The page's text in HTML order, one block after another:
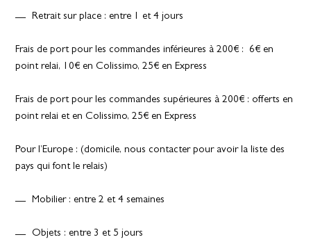
Retrait sur place : entre 1 et 4 jours
Frais de port pour les commandes inférieures à 200€ : 6€ en
point relai, 10€ en Colissimo, 25€ en Express
Frais de port pour les commandes supérieures à 200€ : offerts en
point relai et en Colissimo, 25€ en Express
Pour l’Europe : (domicile, nous contacter pour avoir la liste des
pays qui font le relais)
Mobilier : entre 2 et 4 semaines
Objets : entre 3 et 5 jours